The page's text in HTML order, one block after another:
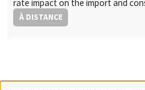
actuellement sur le Job market
Candidats